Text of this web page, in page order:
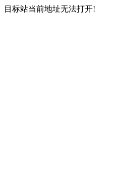
目标站当前地址无法打开!